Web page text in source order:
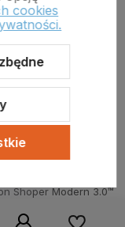
Shoper Modern 3.0™
cookies